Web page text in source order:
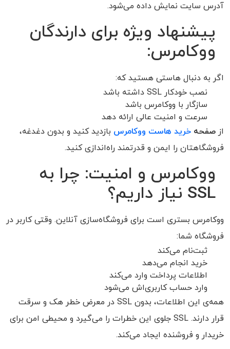
آدرس سایت نمایش داده می‌شود.
پیشنهاد ویژه برای دارندگان
ووکامرس:
اگر به دنبال هاستی هستید که:
نصب خودکار SSL داشته باشد
سازگار با ووکامرس باشد
سرعت و امنیت عالی ارائه دهد
از صفحه خرید هاست ووکامرس بازدید کنید و بدون دغدغه،
فروشگاهتان را ایمن و قدرتمند راه‌اندازی کنید.
ووکامرس و امنیت: چرا به
SSL نیاز داریم؟
ووکامرس بستری است برای فروشگاه‌سازی آنلاین. وقتی کاربر در
فروشگاه شما:
ثبت‌نام می‌کند
خرید انجام می‌دهد
اطلاعات پرداخت وارد می‌کند
وارد حساب کاربری‌اش می‌شود
همه‌ی این اطلاعات، بدون SSL در معرض خطر هک و سرقت
قرار دارند. SSL جلوی این خطرات را می‌گیرد و محیطی امن برای
خریدار و فروشنده ایجاد می‌کند.